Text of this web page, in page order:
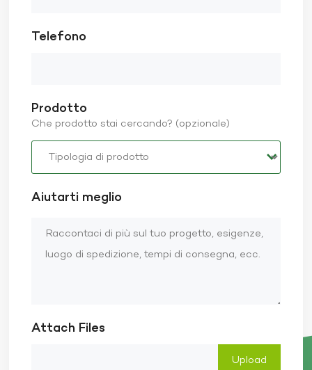
Telefono
Prodotto
Che prodotto stai cercando? (opzionale)
Aiutarti meglio
Attach Files